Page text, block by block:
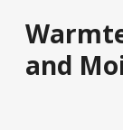
and